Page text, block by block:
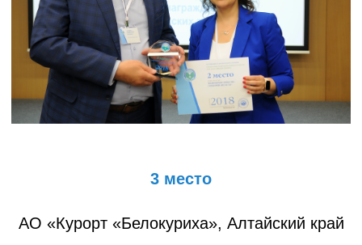
3 место
АО «Курорт «Белокуриха», Алтайский край